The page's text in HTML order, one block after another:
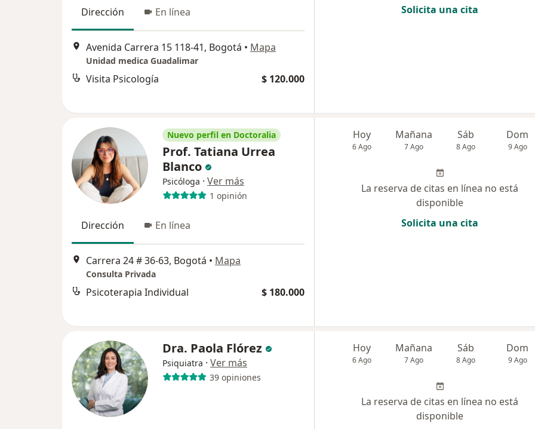
Dirección En línea
Avenida Carrera 15 118-41, Bogotá • Mapa
Unidad medica Guadalimar
Visita Psicología $ 120.000
Solicita una cita
Nuevo perfil en Doctoralia
Prof. Tatiana Urrea
Blanco
Psicóloga · Ver más
1 opinión
Dirección En línea
Carrera 24 # 36-63, Bogotá • Mapa
Consulta Privada
Psicoterapia Individual $ 180.000
Hoy
6 Ago
Mañana
7 Ago
Sáb
8 Ago
Dom
9 Ago
La reserva de citas en línea no está
disponible
Solicita una cita
Dra. Paola Flórez
Psiquiatra · Ver más
39 opiniones
Hoy
6 Ago
Mañana
7 Ago
Sáb
8 Ago
Dom
9 Ago
La reserva de citas en línea no está
disponible